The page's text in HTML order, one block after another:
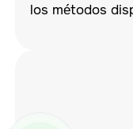
los métodos